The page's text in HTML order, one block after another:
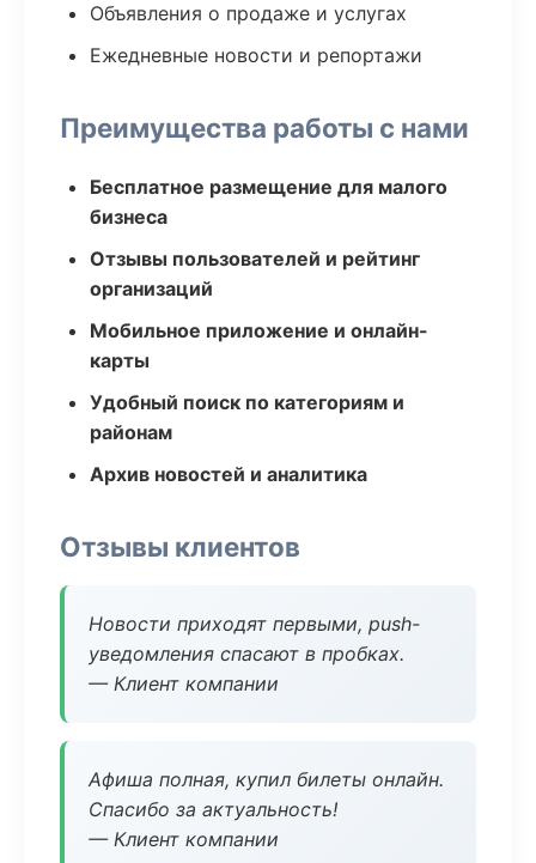
Объявления о продаже и услугах
Ежедневные новости и репортажи
Преимущества работы с нами
Бесплатное размещение для малого
бизнеса
Отзывы пользователей и рейтинг
организаций
Мобильное приложение и онлайн-
карты
Удобный поиск по категориям и
районам
Архив новостей и аналитика
Отзывы клиентов
Новости приходят первыми, push-
уведомления спасают в пробках.
— Клиент компании
Афиша полная, купил билеты онлайн.
Спасибо за актуальность!
— Клиент компании